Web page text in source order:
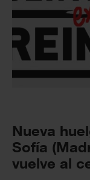
Nueva
Sofía
vuelve al